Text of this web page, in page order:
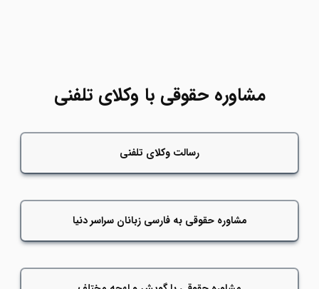
مشاوره حقوقی با وکلای تلفنی
رسالت وکلای تلفنی
مشاوره حقوقی به فارسی زبانان سراسر دنیا